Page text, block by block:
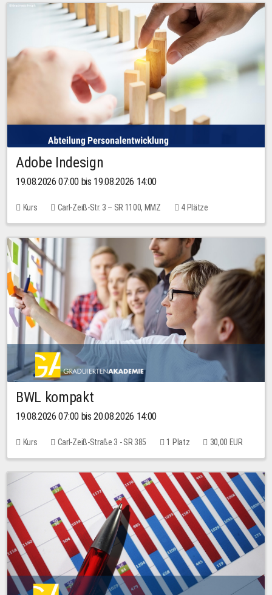
Adobe Indesign
19.08.2026 07:00 bis 19.08.2026 14:00
Kurs Carl-Zeiß-Str. 3 – SR 1100, MMZ 4 Plätze
BWL kompakt
19.08.2026 07:00 bis 20.08.2026 14:00
Kurs Carl-Zeiß-Straße 3 - SR 385 1 Platz 30,00 EUR